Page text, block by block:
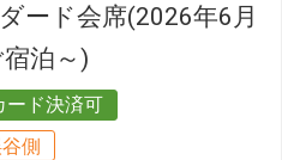
ード会席(2026年6月
泊～)
ード決済可
側